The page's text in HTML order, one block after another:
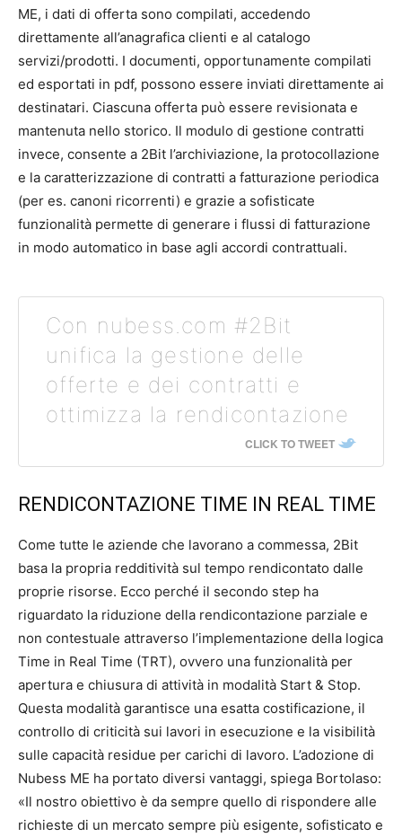
ME, i dati di offerta sono compilati, accedendo
direttamente all’anagrafica clienti e al catalogo
servizi/prodotti. I documenti, opportunamente compilati
ed esportati in pdf, possono essere inviati direttamente ai
destinatari. Ciascuna offerta può essere revisionata e
mantenuta nello storico. Il modulo di gestione contratti
invece, consente a 2Bit l’archiviazione, la protocollazione
e la caratterizzazione di contratti a fatturazione periodica
(per es. canoni ricorrenti) e grazie a sofisticate
funzionalità permette di generare i flussi di fatturazione
in modo automatico in base agli accordi contrattuali.
Con nubess.com #2Bit
unifica la gestione delle
offerte e dei contratti e
ottimizza la rendicontazione
CLICK TO TWEET
RENDICONTAZIONE TIME IN REAL TIME
Come tutte le aziende che lavorano a commessa, 2Bit
basa la propria redditività sul tempo rendicontato dalle
proprie risorse. Ecco perché il secondo step ha
riguardato la riduzione della rendicontazione parziale e
non contestuale attraverso l’implementazione della logica
Time in Real Time (TRT), ovvero una funzionalità per
apertura e chiusura di attività in modalità Start & Stop.
Questa modalità garantisce una esatta costificazione, il
controllo di criticità sui lavori in esecuzione e la visibilità
sulle capacità residue per carichi di lavoro. L’adozione di
Nubess ME ha portato diversi vantaggi, spiega Bortolaso:
«Il nostro obiettivo è da sempre quello di rispondere alle
richieste di un mercato sempre più esigente, sofisticato e